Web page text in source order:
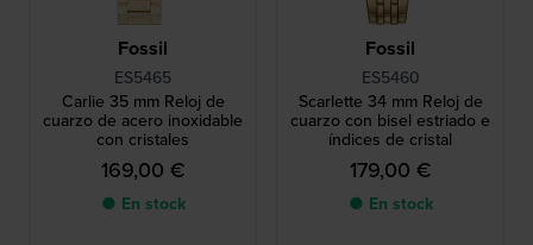
Fossil
ES5465
Carlie 35 mm Reloj de
cuarzo de acero inoxidable
con cristales
169,00 €
● En stock
Fossil
ES5460
Scarlette 34 mm Reloj de
cuarzo con bisel estriado e
índices de cristal
179,00 €
● En stock